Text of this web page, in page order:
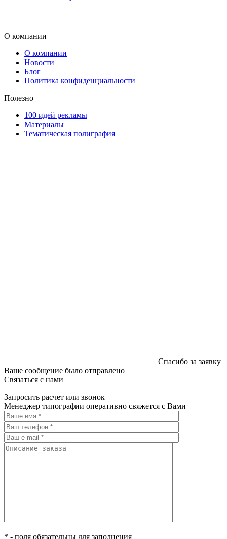
О компании
О компании
Новости
Блог
Политика конфиденциальности
Полезно
100 идей рекламы
Материалы
Тематическая полиграфия
Спасибо за заявку
Ваше сообщение было отправлено
Связаться с нами
Запросить расчет или звонок
Менеджер типографии оперативно свяжется с Вами
* - поля обязательны для заполнения